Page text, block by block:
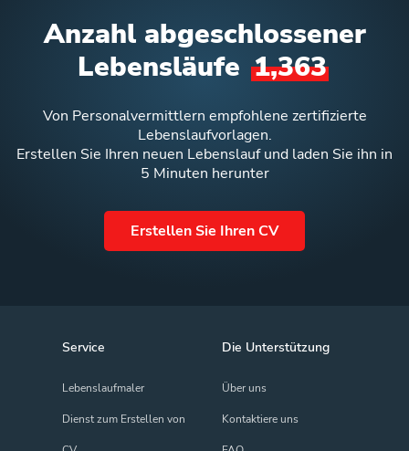
Anzahl abgeschlossener
Lebensläufe 1,363
Von Personalvermittlern empfohlene zertifizierte
Lebenslaufvorlagen.
Erstellen Sie Ihren neuen Lebenslauf und laden Sie ihn in
5 Minuten herunter
Erstellen Sie Ihren CV
Service
Lebenslaufmaler
Dienst zum Erstellen von
Die Unterstützung
Über uns
Kontaktiere uns